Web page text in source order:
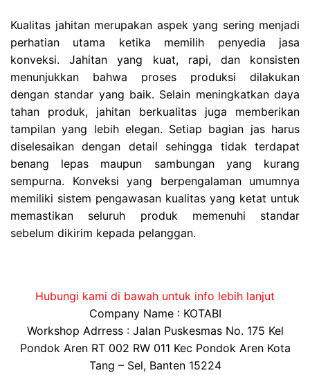
Kualitas jahitan merupakan aspek yang sering menjadi
perhatian utama ketika memilih penyedia jasa
konveksi. Jahitan yang kuat, rapi, dan konsisten
menunjukkan bahwa proses produksi dilakukan
dengan standar yang baik. Selain meningkatkan daya
tahan produk, jahitan berkualitas juga memberikan
tampilan yang lebih elegan. Setiap bagian jas harus
diselesaikan dengan detail sehingga tidak terdapat
benang lepas maupun sambungan yang kurang
sempurna. Konveksi yang berpengalaman umumnya
memiliki sistem pengawasan kualitas yang ketat untuk
memastikan seluruh produk memenuhi standar
sebelum dikirim kepada pelanggan.
Hubungi kami di bawah untuk info lebih lanjut
Company Name : KOTABI
Workshop Adrress : Jalan Puskesmas No. 175 Kel
Pondok Aren RT 002 RW 011 Kec Pondok Aren Kota
Tang – Sel, Banten 15224